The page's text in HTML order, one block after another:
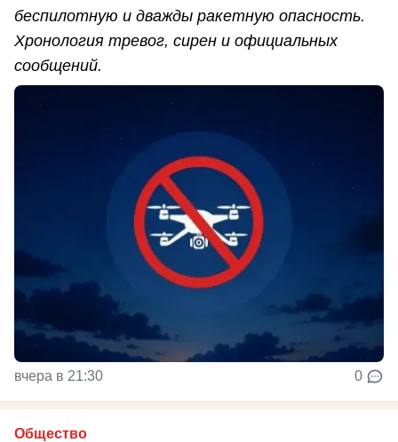
беспилотную и дважды ракетную опасность.
Хронология тревог, сирен и официальных
сообщений.
вчера в 21:30 0
Общество